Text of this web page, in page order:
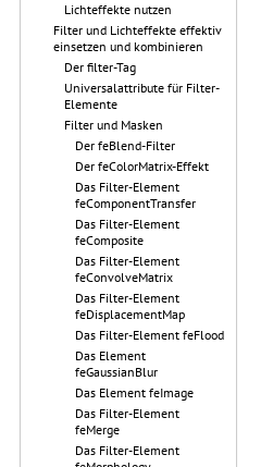
Lichteffekte nutzen
Filter und Lichteffekte effektiv
einsetzen und kombinieren
Der filter-Tag
Universalattribute für Filter-
Elemente
Filter und Masken
Der feBlend-Filter
Der feColorMatrix-Effekt
Das Filter-Element
feComponentTransfer
Das Filter-Element
feComposite
Das Filter-Element
feConvolveMatrix
Das Filter-Element
feDisplacementMap
Das Filter-Element feFlood
Das Element
feGaussianBlur
Das Element feImage
Das Filter-Element
feMerge
Das Filter-Element